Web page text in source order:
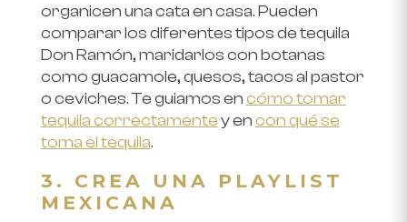
organicen una cata en casa. Pueden
comparar los diferentes tipos de tequila
Don Ramón, maridarlos con botanas
como guacamole, quesos, tacos al pastor
o ceviches. Te guiamos encómo tomar
tequila correctamentey encon qué se
toma el tequila.
3. CREA UNA PLAYLIST
MEXICANA